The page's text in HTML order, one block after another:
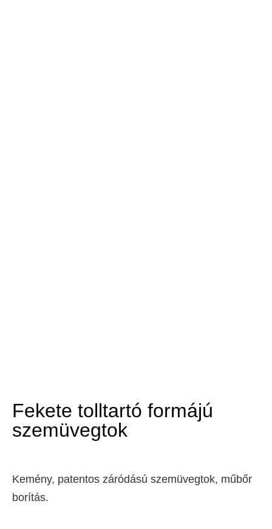
Fekete tolltartó formájú
szemüvegtok
Kemény, patentos záródású szemüvegtok, műbőr
borítás.